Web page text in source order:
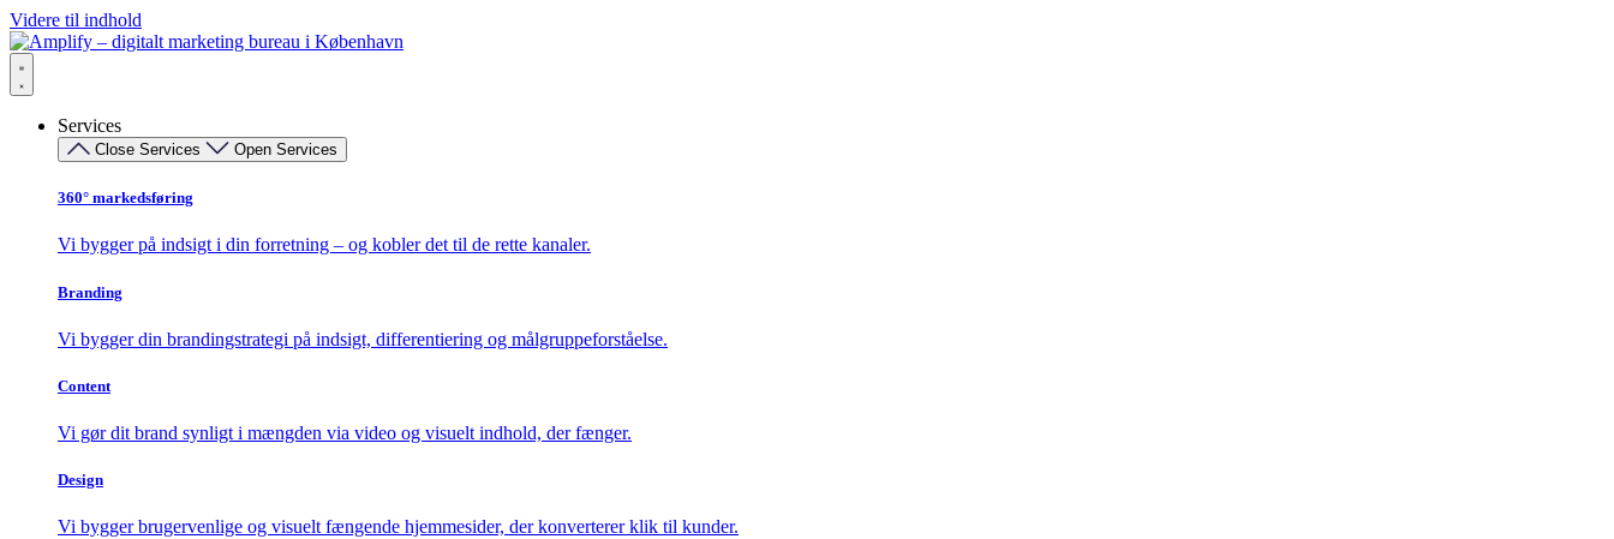
Videre til indhold
Services
Close Services Open Services
360° markedsføring​
Vi bygger på indsigt i din forretning – og kobler det til de rette kanaler.
Branding
Vi bygger din brandingstrategi på indsigt, differentiering og målgruppeforståelse.
Content
Vi gør dit brand synligt i mængden via video og visuelt indhold, der fænger.
Design
Vi bygger brugervenlige og visuelt fængende hjemmesider, der konverterer klik til kunder.